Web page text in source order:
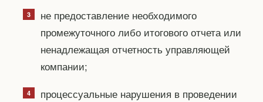
не предоставление необходимого
промежуточного либо итогового отчета или
ненадлежащая отчетность управляющей
компании;
процессуальные нарушения в проведении